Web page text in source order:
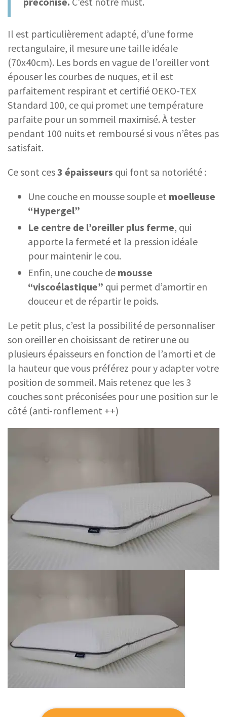
Il est particulièrement adapté, d’une forme
rectangulaire, il mesure une taille idéale
(70x40cm). Les bords en vague de l’oreiller vont
épouser les courbes de nuques, et il est
parfaitement respirant et certifié OEKO-TEX
Standard 100, ce qui promet une température
parfaite pour un sommeil maximisé. À tester
pendant 100 nuits et remboursé si vous n’êtes pas
satisfait.
Ce sont ces3 épaisseurs qui font sa notoriété :
Une couche en mousse souple et moelleuse
“Hypergel”
Le centre de l’oreiller plus ferme, qui
apporte la fermeté et la pression idéale
pour maintenir le cou.
Enfin, une couche de mousse
“viscoélastique” qui permet d’amortir en
douceur et de répartir le poids.
Le petit plus, c’est la possibilité de personnaliser
son oreiller en choisissant de retirer une ou
plusieurs épaisseurs en fonction de l’amorti et de
la hauteur que vous préférez pour y adapter votre
position de sommeil. Mais retenez que les 3
couches sont préconisées pour une position sur le
côté (anti-ronflement ++)